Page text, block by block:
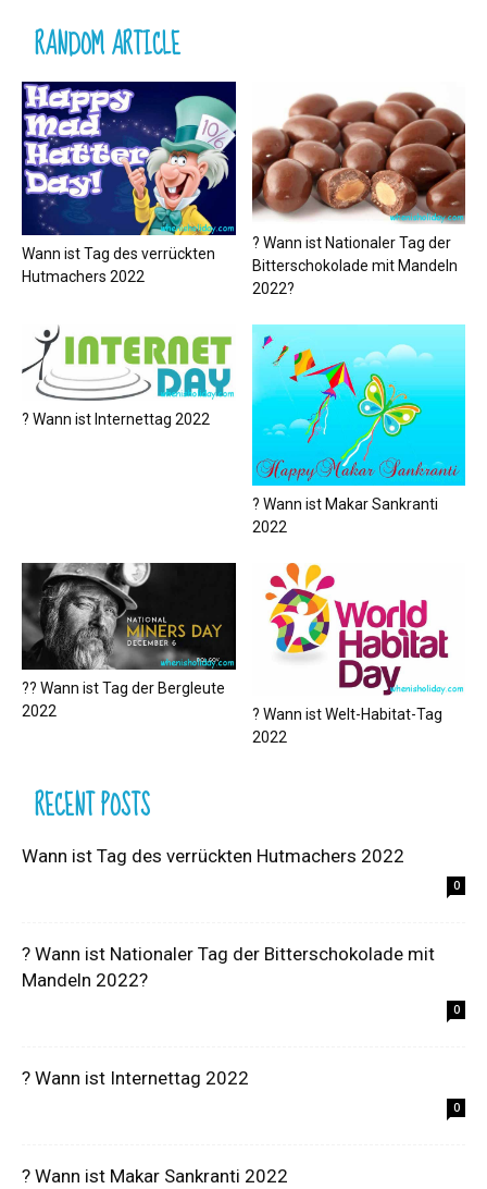
RANDOM ARTICLE
Wann ist Tag des verrückten
Hutmachers 2022
? Wann ist Nationaler Tag der
Bitterschokolade mit Mandeln
2022?
? Wann ist Internettag 2022
? Wann ist Makar Sankranti
2022
?‍? Wann ist Tag der Bergleute
2022
? Wann ist Welt-Habitat-Tag
2022
RECENT POSTS
Wann ist Tag des verrückten Hutmachers 2022
0
? Wann ist Nationaler Tag der Bitterschokolade mit
Mandeln 2022?
0
? Wann ist Internettag 2022
0
? Wann ist Makar Sankranti 2022